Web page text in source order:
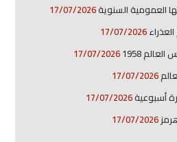
العمومية السنوية17/07/2026
17/07/2026
1958
17/07/2026
17/07/2026
أسبوعية17/07/2026
17/07/2026